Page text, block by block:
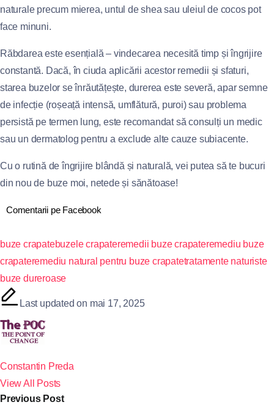
naturale precum mierea, untul de shea sau uleiul de cocos pot
face minuni.
Răbdarea este esențială – vindecarea necesită timp și îngrijire
constantă. Dacă, în ciuda aplicării acestor remedii și sfaturi,
starea buzelor se înrăutățește, durerea este severă, apar semne
de infecție (roșeață intensă, umflătură, puroi) sau problema
persistă pe termen lung, este recomandat să consulți un medic
sau un dermatolog pentru a exclude alte cauze subiacente.
Cu o rutină de îngrijire blândă și naturală, vei putea să te bucuri
din nou de buze moi, netede și sănătoase!
Comentarii pe Facebook
buze crapatebuzele crapateremedii buze crapateremediu buze
crapateremediu natural pentru buze crapatetratamente naturiste
buze dureroase
Last updated on mai 17, 2025
Constantin Preda
View All Posts
Previous Post